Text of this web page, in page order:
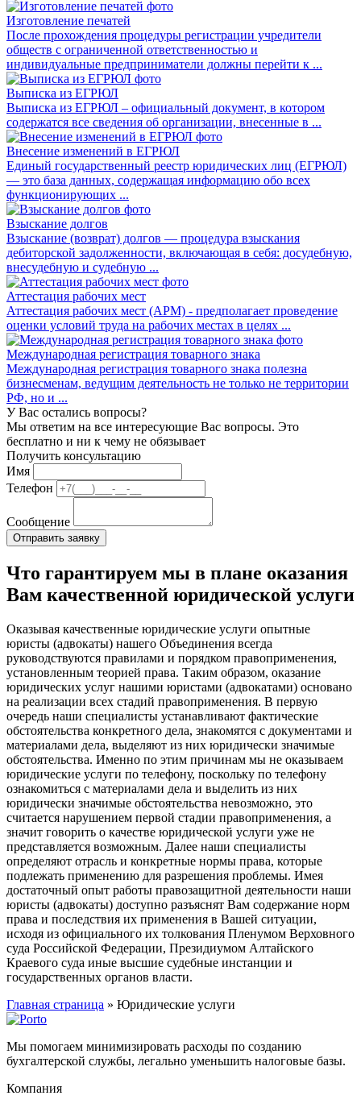
Изготовление печатей
После прохождения процедуры регистрации учредители
обществ с ограниченной ответственностью и
индивидуальные предприниматели должны перейти к ...
Выписка из ЕГРЮЛ
Выписка из ЕГРЮЛ – официальный документ, в котором
содержатся все сведения об организации, внесенные в ...
Внесение изменений в ЕГРЮЛ
Единый государственный реестр юридических лиц (ЕГРЮЛ)
— это база данных, содержащая информацию обо всех
функционирующих ...
Взыскание долгов
Взыскание (возврат) долгов — процедура взыскания
дебиторской задолженности, включающая в себя: досудебную,
внесудебную и судебную ...
Аттестация рабочих мест
Аттестация рабочих мест (АРМ) - предполагает проведение
оценки условий труда на рабочих местах в целях ...
Международная регистрация товарного знака
Международная регистрация товарного знака полезна
бизнесменам, ведущим деятельность не только не территории
РФ, но и ...
У Вас остались вопросы?
Мы ответим на все интересующие Вас вопросы. Это
бесплатно и ни к чему не обязывает
Получить консультацию
Имя
Телефон
Сообщение
Что гарантируем мы в плане оказания
Вам качественной юридической услуги
Оказывая качественные юридические услуги опытные
юристы (адвокаты) нашего Объединения всегда
руководствуются правилами и порядком правоприменения,
установленным теорией права. Таким образом, оказание
юридических услуг нашими юристами (адвокатами) основано
на реализации всех стадий правоприменения. В первую
очередь наши специалисты устанавливают фактические
обстоятельства конкретного дела, знакомятся с документами и
материалами дела, выделяют из них юридически значимые
обстоятельства. Именно по этим причинам мы не оказываем
юридические услуги по телефону, поскольку по телефону
ознакомиться с материалами дела и выделить из них
юридически значимые обстоятельства невозможно, это
считается нарушением первой стадии правоприменения, а
значит говорить о качестве юридической услуги уже не
представляется возможным. Далее наши специалисты
определяют отрасль и конкретные нормы права, которые
подлежать применению для разрешения проблемы. Имея
достаточный опыт работы правозащитной деятельности наши
юристы (адвокаты) доступно разъяснят Вам содержание норм
права и последствия их применения в Вашей ситуации,
исходя из официального их толкования Пленумом Верховного
суда Российской Федерации, Президиумом Алтайского
Краевого суда иные высшие судебные инстанции и
государственных органов власти.
Главная страница » Юридические услуги
Мы помогаем минимизировать расходы по созданию
бухгалтерской службы, легально уменьшить налоговые базы.
Компания